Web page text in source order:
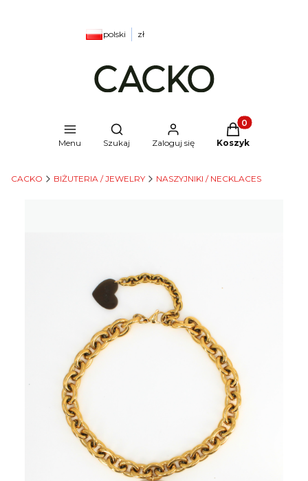
polski zł
Menu
Otwórz wyszukiwarkę
Szukaj Zaloguj się
Produkty w
Koszyk
CACKO BIŻUTERIA / JEWELRY NASZYJNIKI / NECKLACES